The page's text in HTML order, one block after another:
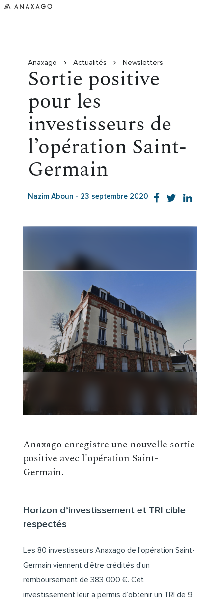
RessourcesAnaxago Actualités Newsletters
Sortie positive
pour les
investisseurs de
l’opération Saint-
Germain
Nazim Aboun - 23 septembre 2020
Anaxago enregistre une nouvelle sortie
positive avec l'opération Saint-
Germain.
Horizon d’investissement et TRI cible
respectés
Les 80 investisseurs Anaxago de l’opération Saint-
Germain viennent d’être crédités d’un
remboursement de 383 000 €. Cet
investissement leur a permis d’obtenir un TRI de 9